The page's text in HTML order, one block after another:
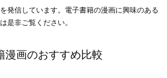
発信しています。電子書籍の漫画に興味のある
是非ご覧ください。
漫画のおすすめ比較